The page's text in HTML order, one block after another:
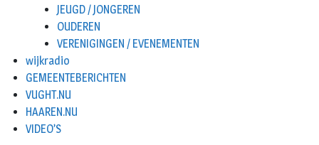
JEUGD / JONGEREN
OUDEREN
VERENIGINGEN / EVENEMENTEN
wijkradio
GEMEENTEBERICHTEN
VUGHT.NU
HAAREN.NU
VIDEO’S